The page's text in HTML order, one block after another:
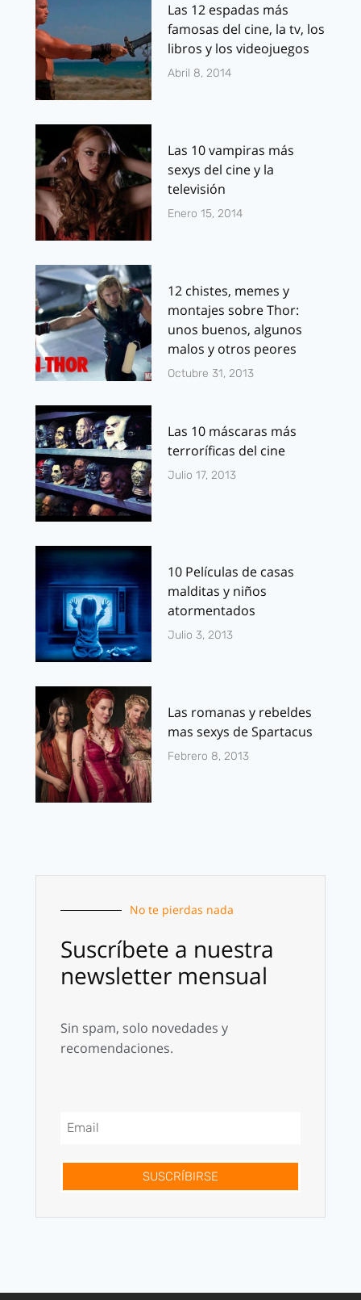
Las 12 espadas más
famosas del cine, la tv, los
libros y los videojuegos
Abril 8, 2014
Las 10 vampiras más
sexys del cine y la
televisión
Enero 15, 2014
12 chistes, memes y
montajes sobre Thor:
unos buenos, algunos
malos y otros peores
Octubre 31, 2013
Las 10 máscaras más
terroríficas del cine
Julio 17, 2013
10 Películas de casas
malditas y niños
atormentados
Julio 3, 2013
Las romanas y rebeldes
mas sexys de Spartacus
Febrero 8, 2013
No te pierdas nada
Suscríbete a nuestra
newsletter mensual
Sin spam, solo novedades y
recomendaciones.
SUSCRÍBIRSE